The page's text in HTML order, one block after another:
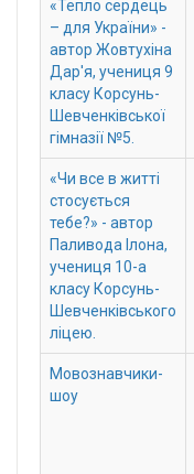
«Тепло сердець
– для України» -
автор Жовтухіна
Дар'я, учениця 9
класу Корсунь-
Шевченківської
гімназії №5.
«Чи все в житті
стосується
тебе?» - автор
Паливода Ілона,
учениця 10-а
класу Корсунь-
Шевченківського
ліцею.
Мовознавчики-
шоу